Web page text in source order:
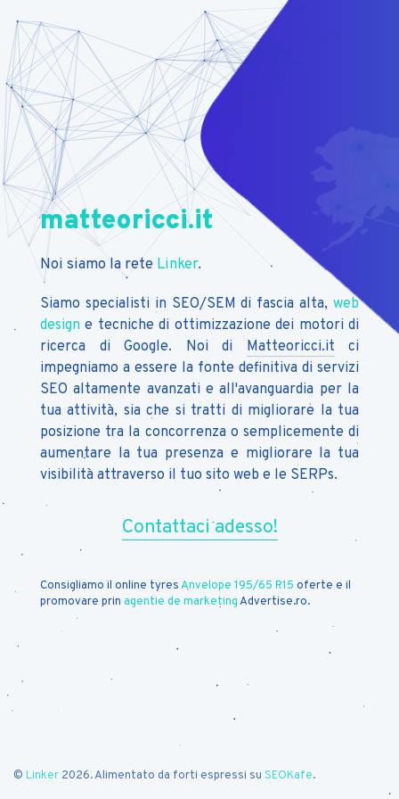
matteoricci.it
Noi siamo la rete Linker.
Siamo specialisti in SEO/SEM di fascia alta, web
design e tecniche di ottimizzazione dei motori di
ricerca di Google. Noi di Matteoricci.it ci
impegniamo a essere la fonte definitiva di servizi
SEO altamente avanzati e all'avanguardia per la
tua attività, sia che si tratti di migliorare la tua
posizione tra la concorrenza o semplicemente di
aumentare la tua presenza e migliorare la tua
visibilità attraverso il tuo sito web e le SERPs.
Contattaci adesso!
Consigliamo il online tyresAnvelope 195/65 R15 oferte e il
promovare prin agentie de marketingAdvertise.ro.
© Linker 2026. Alimentato da forti espressi su SEOKafe.